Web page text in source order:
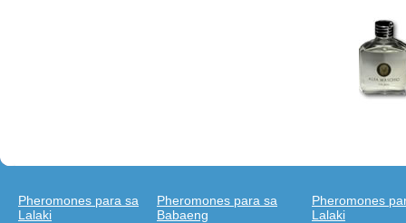
Pheromones para sa
Lalaki
Pheromones para sa
Babaeng
Pheromones
Lalaki